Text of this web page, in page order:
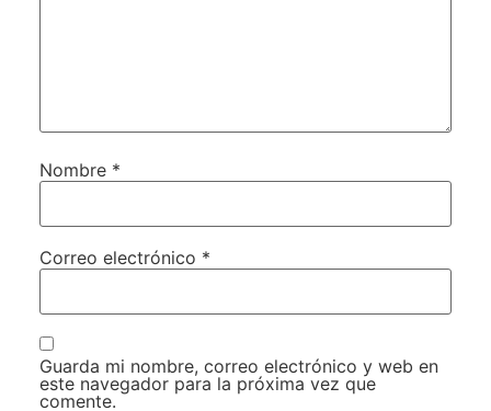
Nombre *
Correo electrónico *
Guarda mi nombre, correo electrónico y web en
este navegador para la próxima vez que
comente.